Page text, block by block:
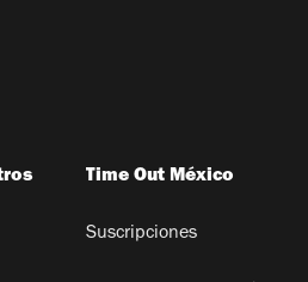
Time Out México
Suscripciones